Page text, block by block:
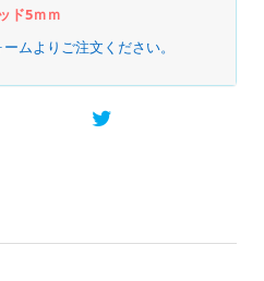
ド5ｍｍ
ムよりご注文ください。